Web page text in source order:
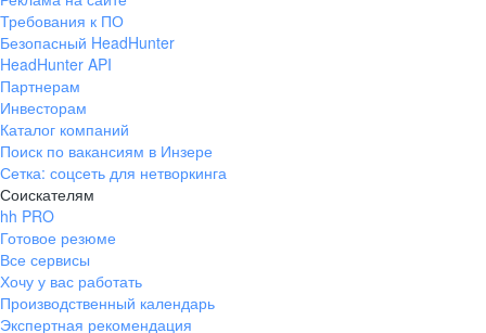
Требования к ПО
Безопасный HeadHunter
HeadHunter API
Партнерам
Инвесторам
Каталог компаний
Поиск по вакансиям в Инзере
Сетка: соцсеть для нетворкинга
Соискателям
hh PRO
Готовое резюме
Все сервисы
Хочу у вас работать
Производственный календарь
Экспертная рекомендация